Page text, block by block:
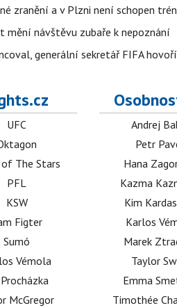
zranění a v Plzni není schopen
mění návštěvu zubaře k nepoznání
generální sekretář FIFA
UFC
The Stars
PFL
KSW
Figter
Sumó
Vémola
McGregor
Andrej
Petr
Hana
Kazma
Kim
Karlos
Marek
Taylor
Emma
Timothée